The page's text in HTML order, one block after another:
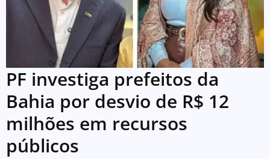
PF investiga prefeitos da
Bahia por desvio de R$ 12
milhões em recursos
públicos